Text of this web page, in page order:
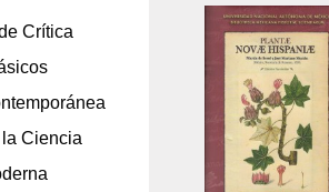
Crítica
Ciencia